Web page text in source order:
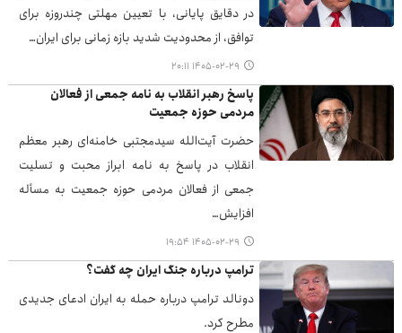
در دقایق پایانی، با تعیین مهلتی چندروزه برای
توافق، از محدودیت شدید بازه زمانی برای ایران…
۱۴۰۵-۰۲-۲۹ ۲۰:۱۱
پاسخ رهبر انقلاب به نامه جمعی از فعالان
مردمی حوزه جمعیت
حضرت آیت‌الله سیدمجتبی خامنه‌ای رهبر معظم
انقلاب در پاسخ به نامه ابراز محبت و تسلیت
جمعی از فعالان مردمی حوزه جمعیت به مسأله
افزایش…
۱۴۰۵-۰۲-۲۹ ۱۹:۵۴
ترامپ درباره جنگ ایران چه گفت؟
دونالد ترامپ درباره حمله به ایران ادعای جدیدی
مطرح کرد.